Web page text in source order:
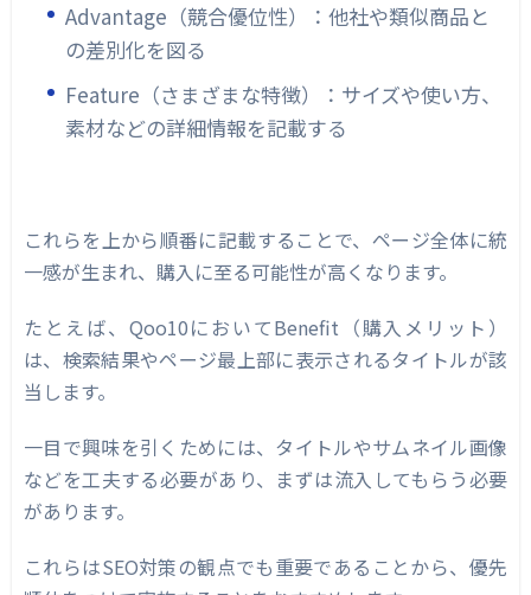
Advantage（競合優位性）：他社や類似商品と
の差別化を図る
Feature（さまざまな特徴）：サイズや使い方、
素材などの詳細情報を記載する
これらを上から順番に記載することで、ページ全体に統
一感が生まれ、購入に至る可能性が高くなります。
たとえば、Qoo10においてBenefit（購入メリット）
は、検索結果やページ最上部に表示されるタイトルが該
当します。
一目で興味を引くためには、タイトルやサムネイル画像
などを工夫する必要があり、まずは流入してもらう必要
があります。
これらはSEO対策の観点でも重要であることから、優先